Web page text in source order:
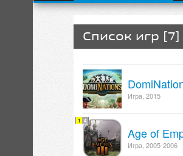
Список игр [7]
Игра, 2015
Age of
Игра, 2005-2006
1 4